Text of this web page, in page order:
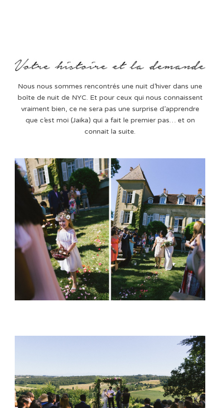
Nous nous sommes rencontrés une nuit d’hiver dans une
boîte de nuit de NYC. Et pour ceux qui nous connaissent
vraiment bien, ce ne sera pas une surprise d’apprendre
que c’est moi (Jaika) qui a fait le premier pas… et on
connait la suite.